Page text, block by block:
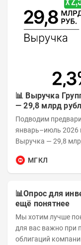
📊 Выручка
— 29,8 млрд
Подводим
январь–июль 2026 года. Ключевые
Выручка — 29,8 млрд рублей, рост в 2,5 раза к прошлому
МГКЛ
📊Опрос для
ещё понятнее
Мы хотим лучше
для вас важно при
облигаций